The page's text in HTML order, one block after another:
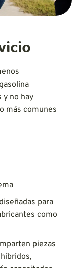
y no hay
más comunes
para
como
piezas